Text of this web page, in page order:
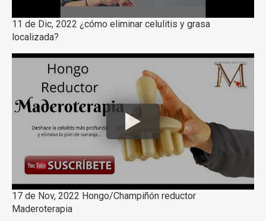
11 de Dic, 2022 ¿cómo eliminar celulitis y grasa
localizada?
17 de Nov, 2022 Hongo/Champiñón reductor
Maderoterapia